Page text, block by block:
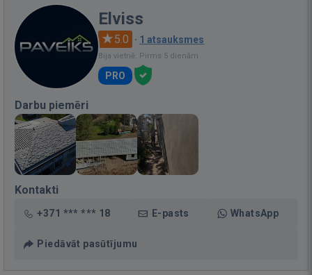
Elviss
5.0 · 1 atsauksmes
Bija vietnē: Pirms 5 dienām
PRO
Darbu piemēri
Kontakti
+371 *** *** 18 E-pasts WhatsApp
Piedāvāt pasūtījumu